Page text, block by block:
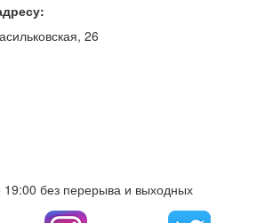
26
без перерыва и выходных